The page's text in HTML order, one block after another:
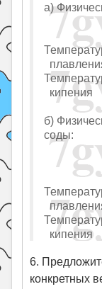
а)
б)
соды:
6.
конкретных